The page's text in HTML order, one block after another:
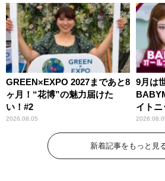
GREEN×EXPO 2027まであと8
ヶ月！“花博”の魅力届けた
い！#2
2026.08.05
9月は
イト
わりパ
新着記事をもっと見